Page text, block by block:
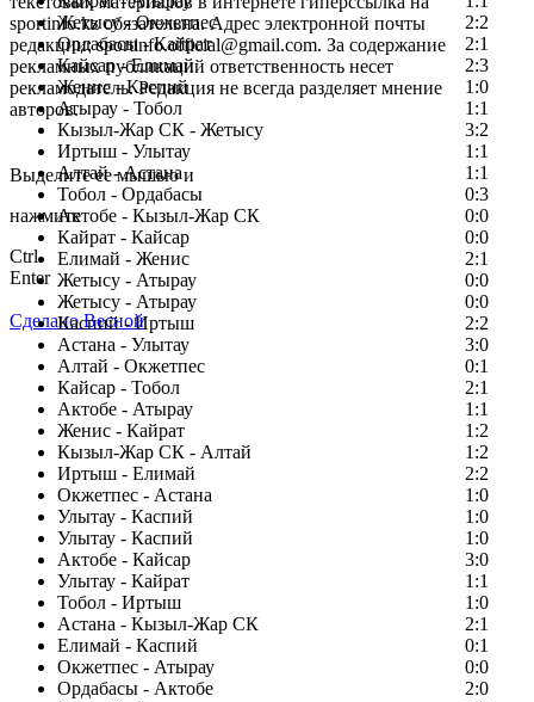
Жетысу - Окжетпес
2:2
Ордабасы - Кайрат
2:1
Кайсар - Елимай
2:3
Женис - Каспий
1:0
Атырау - Тобол
1:1
Кызыл-Жар СК - Жетысу
3:2
Иртыш - Улытау
1:1
Алтай - Астана
1:1
Тобол - Ордабасы
0:3
Актобе - Кызыл-Жар СК
0:0
Кайрат - Кайсар
0:0
Елимай - Женис
2:1
Жетысу - Атырау
0:0
Жетысу - Атырау
0:0
Каспий - Иртыш
2:2
Астана - Улытау
3:0
Алтай - Окжетпес
0:1
Кайсар - Тобол
2:1
Актобе - Атырау
1:1
Женис - Кайрат
1:2
Кызыл-Жар СК - Алтай
1:2
Иртыш - Елимай
2:2
Окжетпес - Астана
1:0
Улытау - Каспий
1:0
Улытау - Каспий
1:0
Актобе - Кайсар
3:0
Улытау - Кайрат
1:1
Тобол - Иртыш
1:0
Астана - Кызыл-Жар СК
2:1
Елимай - Каспий
0:1
Окжетпес - Атырау
0:0
Ордабасы - Актобе
2:0
sportinfo.kz обязательна. Адрес электронной почты
редакции: sportinfo.official@gmail.com. За содержание
рекламных публикаций ответственность несет
рекламодатель. Редакция не всегда разделяет мнение
авторов.
Заметили ошибку в тексте?
Выделите ее мышью и
нажмите
Ctrl
Enter
Сделано Весной